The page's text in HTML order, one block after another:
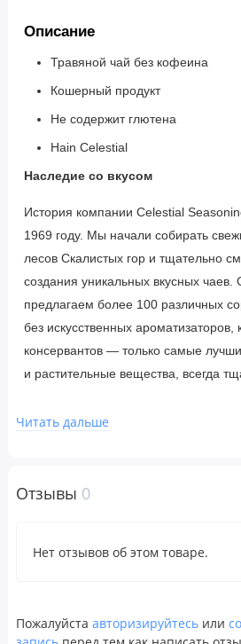
Описание
Травяной чай без кофеина
Кошерный продукт
Не содержит глютена
Hain Celestial
Наследие со вкусом
История компании Celestial
1969 году. Мы начали собирать
лесов Скалистых гор и тщательно
создания уникальных вкусных чаев.
предлагаем более 100 различных
без искусственных ароматизаторов,
консервантов — только самые
и растительные вещества, всегда
напиток обладает множеством
Тщательно отобранные для
Читать дальше
Отзывы 0
Нет отзывов об этом товаре.
Пожалуйста авторизируйтесь или